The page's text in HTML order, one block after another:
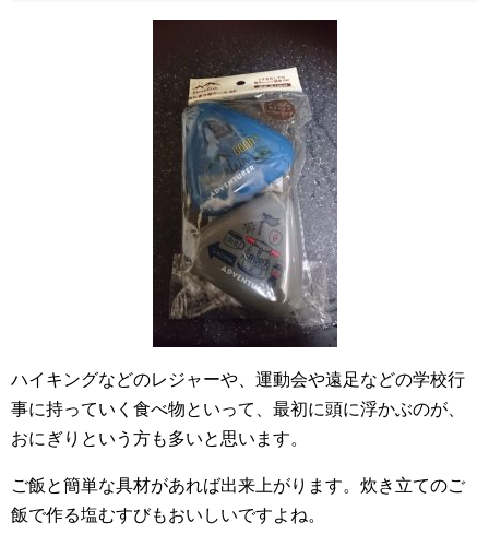
ハイキングなどのレジャーや、運動会や遠足などの学校行
事に持っていく食べ物といって、最初に頭に浮かぶのが、
おにぎりという方も多いと思います。
ご飯と簡単な具材があれば出来上がります。炊き立てのご
飯で作る塩むすびもおいしいですよね。